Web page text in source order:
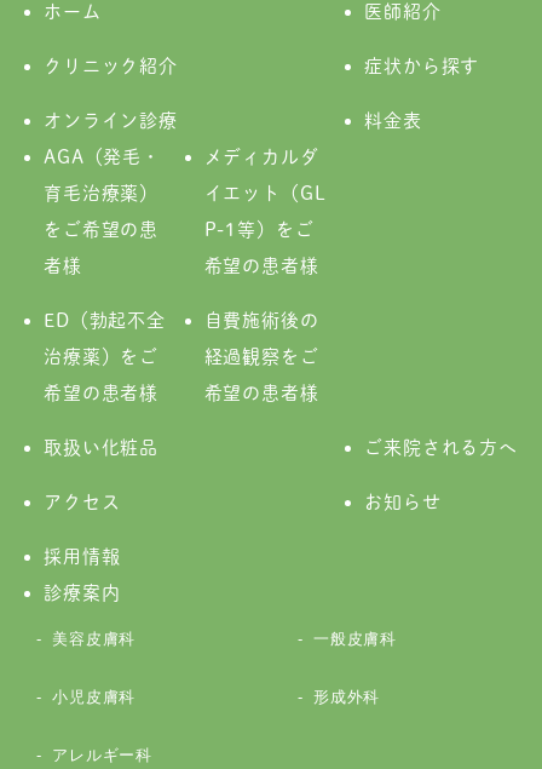
ホーム 医師紹介
クリニック紹介 症状から探す
オンライン診療
AGA（発毛・
育毛治療薬）
をご希望の患
者様
メディカルダ
イエット（GL
P-1等）をご
希望の患者様
ED（勃起不全
治療薬）をご
希望の患者様
自費施術後の
経過観察をご
希望の患者様
料金表
取扱い化粧品 ご来院される方へ
アクセス お知らせ
採用情報
診療案内
美容皮膚科 一般皮膚科
小児皮膚科 形成外科
アレルギー科